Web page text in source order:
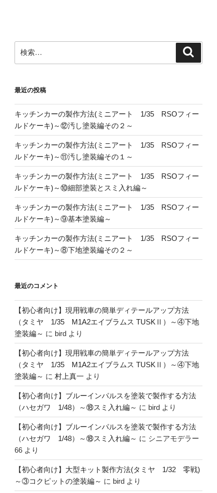
ョ
索:
最近の投稿
キッチンカーの製作方法(ミニアート 1/35 RSOフィー
ルドケーキ)～⑫汚し塗装編その２～
キッチンカーの製作方法(ミニアート 1/35 RSOフィー
ルドケーキ)～⑪汚し塗装編その１～
キッチンカーの製作方法(ミニアート 1/35 RSOフィー
ルドケーキ)～⑩細部塗装とスミ入れ編～
キッチンカーの製作方法(ミニアート 1/35 RSOフィー
ルドケーキ)～⑨基本塗装編～
キッチンカーの製作方法(ミニアート 1/35 RSOフィー
ルドケーキ)～⑧下地塗装編その２～
最近のコメント
【初心者向け】現用戦車の簡単ディテールアップ方法
（タミヤ 1/35 M1A2エイブラムス TUSKⅡ）～④下地
塗装編～ に bird より
【初心者向け】現用戦車の簡単ディテールアップ方法
（タミヤ 1/35 M1A2エイブラムス TUSKⅡ）～④下地
塗装編～ に 村上真一 より
【初心者向け】ブルーインパルスを塗装で製作する方法
（ハセガワ 1/48）～⑱スミ入れ編～ に bird より
【初心者向け】ブルーインパルスを塗装で製作する方法
（ハセガワ 1/48）～⑱スミ入れ編～ に シニアモデラー
66 より
【初心者向け】大型キット製作方法(タミヤ 1/32 零戦)
～③コクピットの塗装編～ に bird より